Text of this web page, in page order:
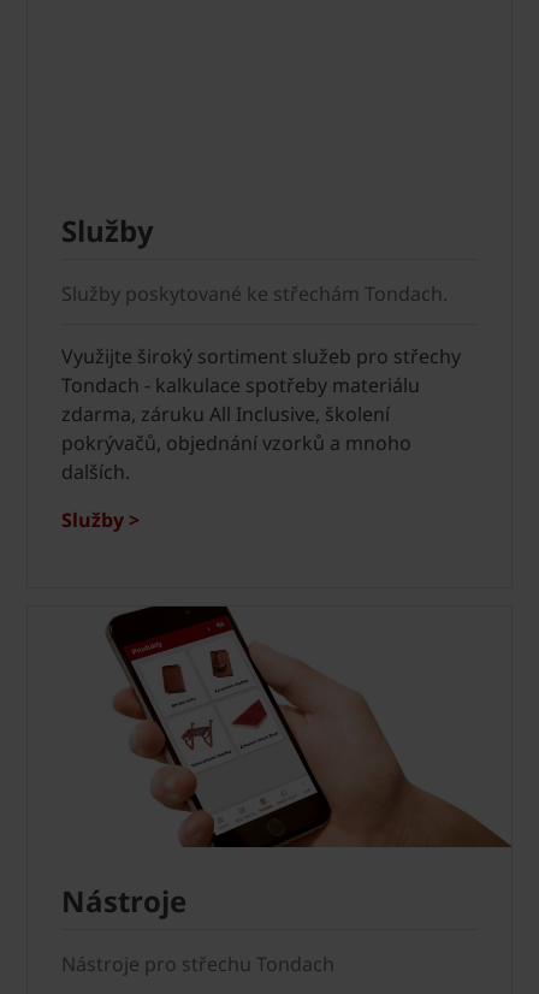
Služby
Služby poskytované ke střechám Tondach.
Využijte široký sortiment služeb pro střechy
Tondach - kalkulace spotřeby materiálu
zdarma, záruku All Inclusive, školení
pokrývačů, objednání vzorků a mnoho
dalších.
Služby >
Nástroje
Nástroje pro střechu Tondach